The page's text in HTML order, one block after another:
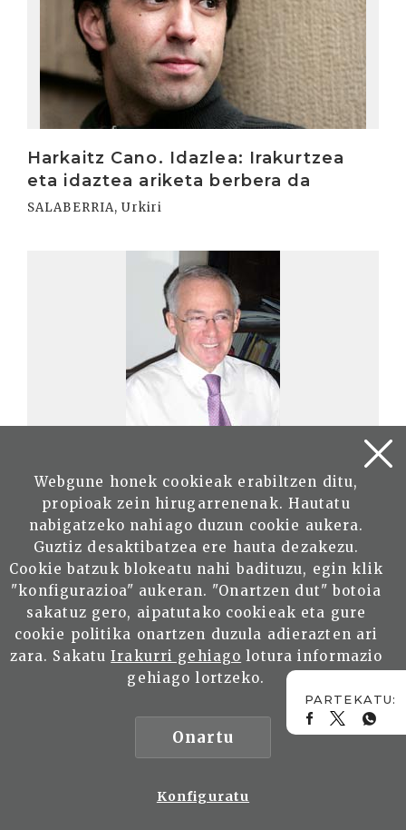
Harkaitz Cano. Idazlea: Irakurtzea
eta idaztea ariketa berbera da
SALABERRIA, Urkiri
Joseba Azkarraga. Eusko
Jaurlaritzako Justizia, Enplegu eta
Gizarte Segurantza Sailburua: Ezin da
giza eskubideen artean bereizketarik
ezarri, denak defenditu behar dira
BREA, Unai
Irakurri
Webgune honek cookieak erabiltzen ditu,
propioak zein hirugarrenenak. Hautatu
nabigatzeko nahiago duzun cookie aukera.
Guztiz desaktibatzea ere hauta dezakezu.
Cookie batzuk blokeatu nahi badituzu, egin klik
"konfigurazioa" aukeran. "Onartzen dut" botoia
sakatuz gero, aipatutako cookieak eta gure
cookie politika onartzen duzula adierazten ari
zara. SakatuIrakurri gehiago lotura informazio
gehiago lortzeko.
Onartu
Konfiguratu